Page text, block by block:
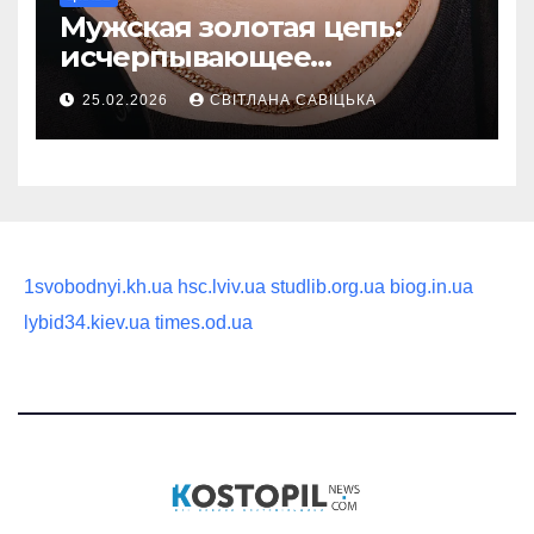
Мужская золотая цепь:
исчерпывающее
руководство по выбору
статусного украшения
25.02.2026 СВІТЛАНА САВІЦЬКА
1svobodnyi.kh.ua hsc.lviv.ua studlib.org.ua biog.in.ua
lybid34.kiev.ua times.od.ua